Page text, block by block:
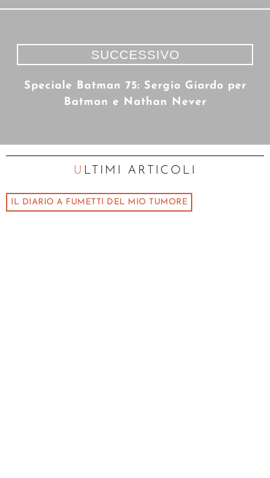
SUCCESSIVO
Speciale Batman 75: Sergio Giardo per
Batman e Nathan Never
ULTIMI ARTICOLI
IL DIARIO A FUMETTI DEL MIO TUMORE